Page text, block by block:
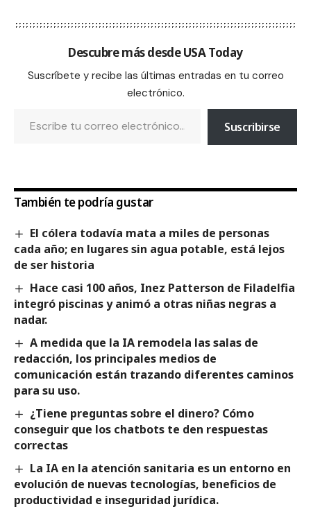
Descubre más desde USA Today
Suscríbete y recibe las últimas entradas en tu correo
electrónico.
Suscribirse
También te podría gustar
El cólera todavía mata a miles de personas
cada año; en lugares sin agua potable, está lejos
de ser historia
Hace casi 100 años, Inez Patterson de Filadelfia
integró piscinas y animó a otras niñas negras a
nadar.
A medida que la IA remodela las salas de
redacción, los principales medios de
comunicación están trazando diferentes caminos
para su uso.
¿Tiene preguntas sobre el dinero? Cómo
conseguir que los chatbots te den respuestas
correctas
La IA en la atención sanitaria es un entorno en
evolución de nuevas tecnologías, beneficios de
productividad e inseguridad jurídica.